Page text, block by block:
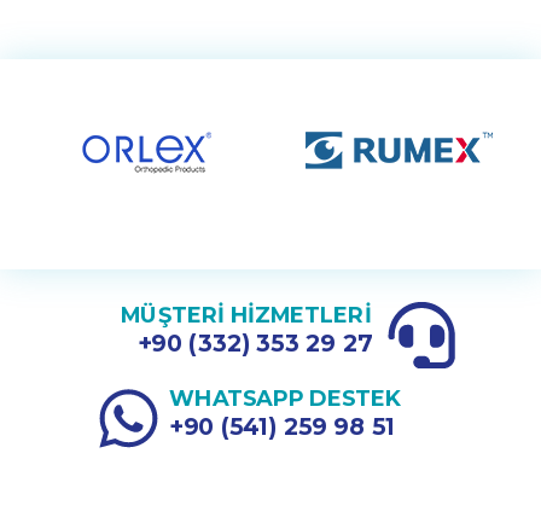
MÜŞTERİ HİZMETLERİ
+90 (332) 353 29 27
WHATSAPP DESTEK
+90 (541) 259 98 51